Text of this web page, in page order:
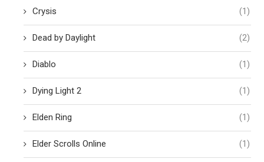
Crysis (1)
Dead by Daylight (2)
Diablo (1)
Dying Light 2 (1)
Elden Ring (1)
Elder Scrolls Online (1)